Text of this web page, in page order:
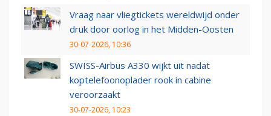
Vraag naar vliegtickets wereldwijd onder
druk door oorlog in het Midden-Oosten
30-07-2026, 10:36
SWISS-Airbus A330 wijkt uit nadat
koptelefoonoplader rook in cabine
veroorzaakt
30-07-2026, 10:23